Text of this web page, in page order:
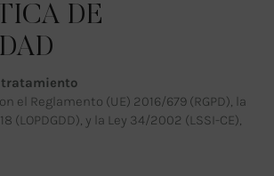
DE
tratamiento
el Reglamento (UE) 2016/679 (RGPD), la
(LOPDGDD), y la Ley 34/2002 (LSSI-CE),